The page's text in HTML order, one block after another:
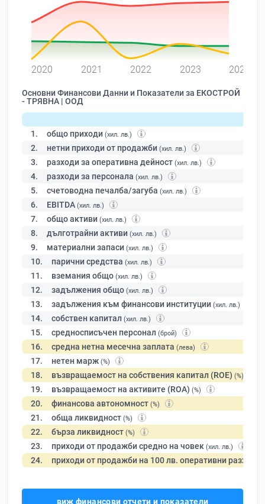
2020 2021 2022 2023 2024
Основни Финансови Данни и Показатели за ЕКОСТРОЙ
- ТРЯВНА | ООД
1. общо приходи (хил. лв.)
2. нетни приходи от продажби (хил. лв.)
3. разходи за оперативна дейност (хил. лв.)
4. разходи за персонала (хил. лв.)
5. счетоводна печалба/загуба (хил. лв.)
6. EBITDA (хил. лв.)
7. общо активи (хил. лв.)
8. дълготрайни активи (хил. лв.)
9. материални запаси (хил. лв.)
10. парични средства (хил. лв.)
11. вземания общо (хил. лв.)
12. задължения общо (хил. лв.)
13. задължения към финансови институции (хил. лв.)
14. собствен капитал (хил. лв.)
15. средносписъчен персонал (брой)
16. средна нетна месечна заплата (лева)
17. нетен марж (%)
18. възвращаемост на собствения капитал (ROE) (%)
19. възвращаемост на активите (ROA) (%)
20. финансова автономност (%)
21. обща ликвидност (%)
22. бърза ликвидност (%)
23. приходи от продажби средно на човек (хил. лв.)
24. приходи от продажби на 100 лв. оперативни разходи
виж финансови отчети и показатели